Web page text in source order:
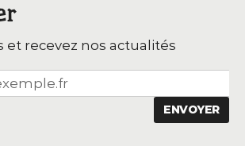
et recevez nos actualités